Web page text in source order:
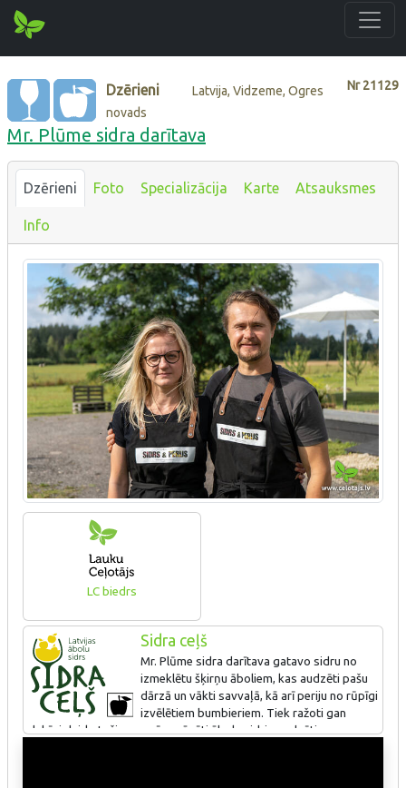
Nr21129
Dzērieni
Latvija, Vidzeme, Ogres
novads
Mr. Plūme sidra darītava
Dzērieni Foto Specializācija Karte Atsauksmes
Info
LC biedrs
Sidra ceļš
Mr. Plūme sidra darītava gatavo sidru no
izmeklētu šķirņu āboliem, kas audzēti pašu
dārzā un vākti savvaļā, kā arī periju no rūpīgi
izvēlētiem bumbieriem. Tiek ražoti gan
dabīgi dzirkstoši, gan arī negāzēti ābolu sidri, raudzēti gan